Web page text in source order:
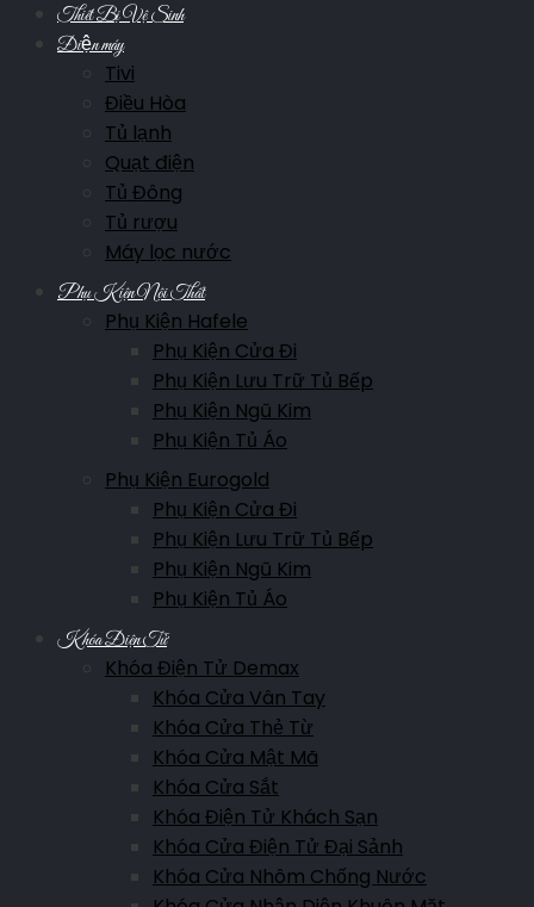
Thiết Bị Vệ Sinh
Điện máy
Tivi
Điều Hòa
Tủ lạnh
Quạt điện
Tủ Đông
Tủ rượu
Máy lọc nước
Phụ Kiện Nội Thất
Phụ Kiện Hafele
Phụ Kiện Cửa Đi
Phụ Kiện Lưu Trữ Tủ Bếp
Phụ Kiện Ngũ Kim
Phụ Kiện Tủ Áo
Phụ Kiện Eurogold
Phụ Kiện Cửa Đi
Phụ Kiện Lưu Trữ Tủ Bếp
Phụ Kiện Ngũ Kim
Phụ Kiện Tủ Áo
Khóa Điện Tử
Khóa Điện Tử Demax
Khóa Cửa Vân Tay
Khóa Cửa Thẻ Từ
Khóa Cửa Mật Mã
Khóa Cửa Sắt
Khóa Điện Tử Khách Sạn
Khóa Cửa Điện Tử Đại Sảnh
Khóa Cửa Nhôm Chống Nước